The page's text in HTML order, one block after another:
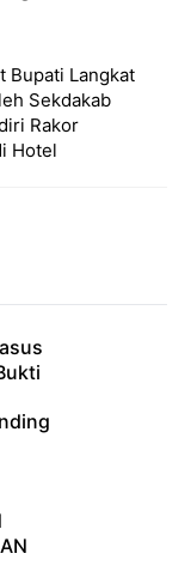
Bupati Langkat
Sekdakab
Rakor
Hotel